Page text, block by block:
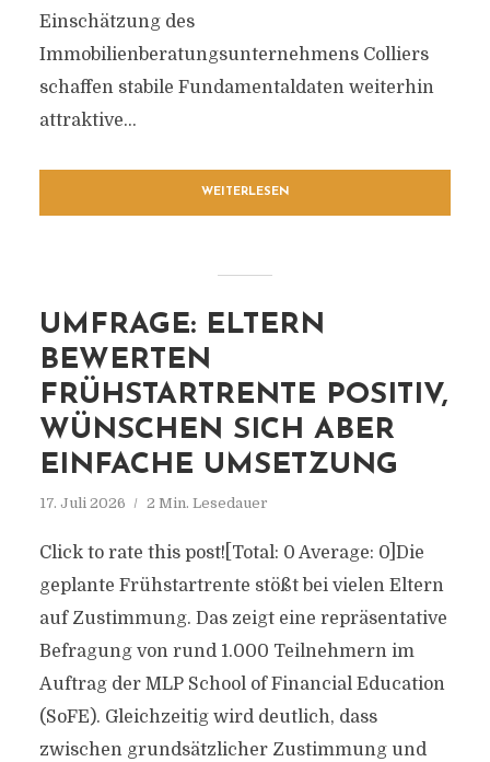
Einschätzung des
Immobilienberatungsunternehmens Colliers
schaffen stabile Fundamentaldaten weiterhin
attraktive...
WEITERLESEN
UMFRAGE: ELTERN
BEWERTEN
FRÜHSTARTRENTE POSITIV,
WÜNSCHEN SICH ABER
EINFACHE UMSETZUNG
17. Juli 2026 2 Min. Lesedauer
Click to rate this post![Total: 0 Average: 0]Die
geplante Frühstartrente stößt bei vielen Eltern
auf Zustimmung. Das zeigt eine repräsentative
Befragung von rund 1.000 Teilnehmern im
Auftrag der MLP School of Financial Education
(SoFE). Gleichzeitig wird deutlich, dass
zwischen grundsätzlicher Zustimmung und